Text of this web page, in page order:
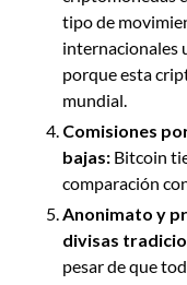
tipo de
internacionales
porque esta
mundial.
Comisiones
bajas: Bitcoin
comparación
Anonimato y
divisas
pesar de que